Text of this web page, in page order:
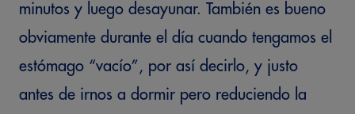
minutos y luego desayunar. También es bueno
obviamente durante el día cuando tengamos el
estómago “vacío”, por así decirlo, y justo
antes de irnos a dormir pero reduciendo la